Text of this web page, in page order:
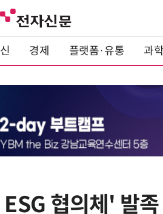
경제 플랫폼·유통 과학
협의체' 발족